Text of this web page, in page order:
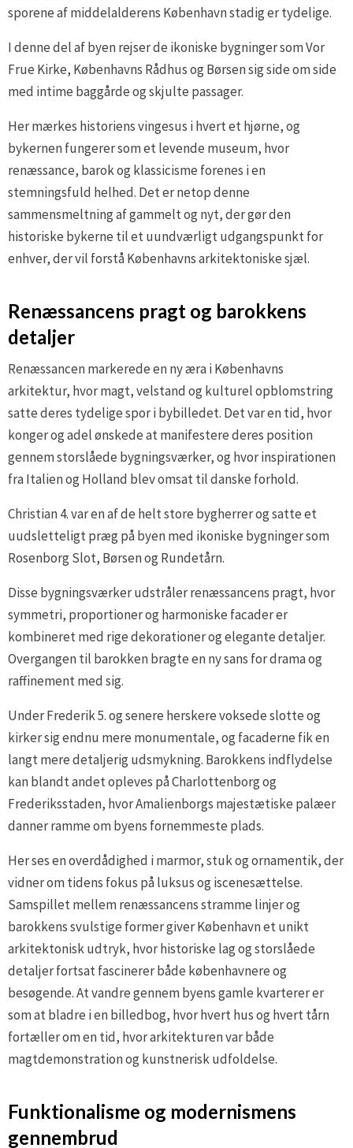
sporene af middelalderens København stadig er tydelige.
I denne del af byen rejser de ikoniske bygninger som Vor
Frue Kirke, Københavns Rådhus og Børsen sig side om side
med intime baggårde og skjulte passager.
Her mærkes historiens vingesus i hvert et hjørne, og
bykernen fungerer som et levende museum, hvor
renæssance, barok og klassicisme forenes i en
stemningsfuld helhed. Det er netop denne
sammensmeltning af gammelt og nyt, der gør den
historiske bykerne til et uundværligt udgangspunkt for
enhver, der vil forstå Københavns arkitektoniske sjæl.
Renæssancens pragt og barokkens
detaljer
Renæssancen markerede en ny æra i Københavns
arkitektur, hvor magt, velstand og kulturel opblomstring
satte deres tydelige spor i bybilledet. Det var en tid, hvor
konger og adel ønskede at manifestere deres position
gennem storslåede bygningsværker, og hvor inspirationen
fra Italien og Holland blev omsat til danske forhold.
Christian 4. var en af de helt store bygherrer og satte et
uudsletteligt præg på byen med ikoniske bygninger som
Rosenborg Slot, Børsen og Rundetårn.
Disse bygningsværker udstråler renæssancens pragt, hvor
symmetri, proportioner og harmoniske facader er
kombineret med rige dekorationer og elegante detaljer.
Overgangen til barokken bragte en ny sans for drama og
raffinement med sig.
Under Frederik 5. og senere herskere voksede slotte og
kirker sig endnu mere monumentale, og facaderne fik en
langt mere detaljerig udsmykning. Barokkens indflydelse
kan blandt andet opleves på Charlottenborg og
Frederiksstaden, hvor Amalienborgs majestætiske palæer
danner ramme om byens fornemmeste plads.
Her ses en overdådighed i marmor, stuk og ornamentik, der
vidner om tidens fokus på luksus og iscenesættelse.
Samspillet mellem renæssancens stramme linjer og
barokkens svulstige former giver København et unikt
arkitektonisk udtryk, hvor historiske lag og storslåede
detaljer fortsat fascinerer både københavnere og
besøgende. At vandre gennem byens gamle kvarterer er
som at bladre i en billedbog, hvor hvert hus og hvert tårn
fortæller om en tid, hvor arkitekturen var både
magtdemonstration og kunstnerisk udfoldelse.
Funktionalisme og modernismens
gennembrud